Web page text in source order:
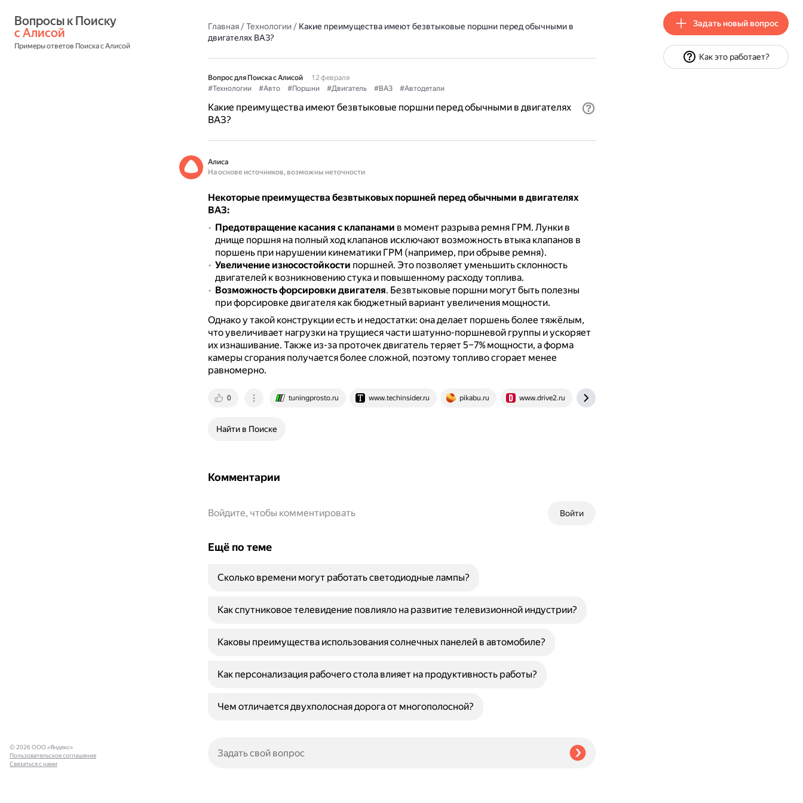
с Алисой
Примеры ответов Поиска с Алисой
Главная/Технологии/ Какие преимущества имеют безвтыковые поршни перед обычными в
двигателях ВАЗ?
Вопрос для Поиска с Алисой
12 февраля
#Технологии
#Авто #Поршни #Двигатель #ВАЗ #Автодетали
Какие преимущества имеют безвтыковые поршни перед обычными в двигателях
ВАЗ?
Алиса
На основе источников, возможны неточности
Некоторые преимущества безвтыковых поршней перед обычными в двигателях
ВАЗ:
Предотвращение касания с клапанами в момент разрыва ремня ГРМ. Лунки в
днище поршня на полный ход клапанов исключают возможность втыка клапанов в
поршень при нарушении кинематики ГРМ (например, при обрыве ремня).
Увеличение износостойкости поршней. Это позволяет уменьшить склонность
двигателей к возникновению стука и повышенному расходу топлива.
Возможность форсировки двигателя. Безвтыковые поршни могут быть полезны
при форсировке двигателя как бюджетный вариант увеличения мощности.
Однако у такой конструкции есть и недостатки: она делает поршень более тяжёлым,
что увеличивает нагрузки на трущиеся части шатунно-поршневой группы и ускоряет
их изнашивание. Также из-за проточек двигатель теряет 5–7% мощности, а форма
камеры сгорания получается более сложной, поэтому топливо сгорает менее
равномерно.
0 tuningprosto.ru www.techinsider.ru pikabu.ru www.drive2.ru
Найти в Поиске
Комментарии
Войти
Войдите, чтобы комментировать
Ещё по теме
Сколько времени могут работать светодиодные лампы?
Как спутниковое телевидение повлияло на развитие телевизионной индустрии?
Каковы преимущества использования солнечных панелей в автомобиле?
Как персонализация рабочего стола влияет на продуктивность работы?
Чем отличается двухполосная дорога от многополосной?
© 2026 ООО «Яндекс»
Пользовательское соглашение
Связаться с нами
Задать новый вопрос
Как это работает?